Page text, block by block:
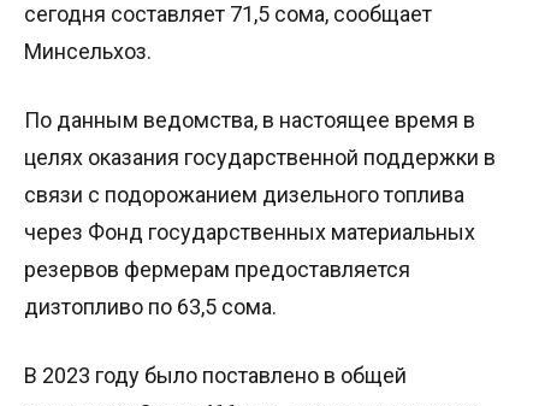
сегодня составляет 71,5 сома, сообщает
Минсельхоз.
По данным ведомства, в настоящее время в
целях оказания государственной поддержки в
связи с подорожанием дизельного топлива
через Фонд государственных материальных
резервов фермерам предоставляется
дизтопливо по 63,5 сома.
В 2023 году было поставлено в общей